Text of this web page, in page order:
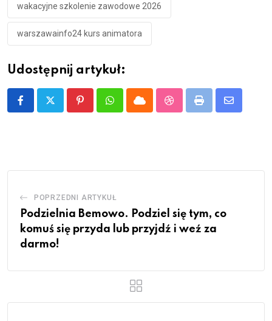
wakacyjne szkolenie zawodowe 2026
warszawainfo24 kurs animatora
Udostępnij artykuł:
PinterestWhatsappCloud StumbleUpon
Print
Share
POPRZEDNI ARTYKUŁ
Podzielnia Bemowo. Podziel się tym, co
komuś się przyda lub przyjdź i weź za
darmo!